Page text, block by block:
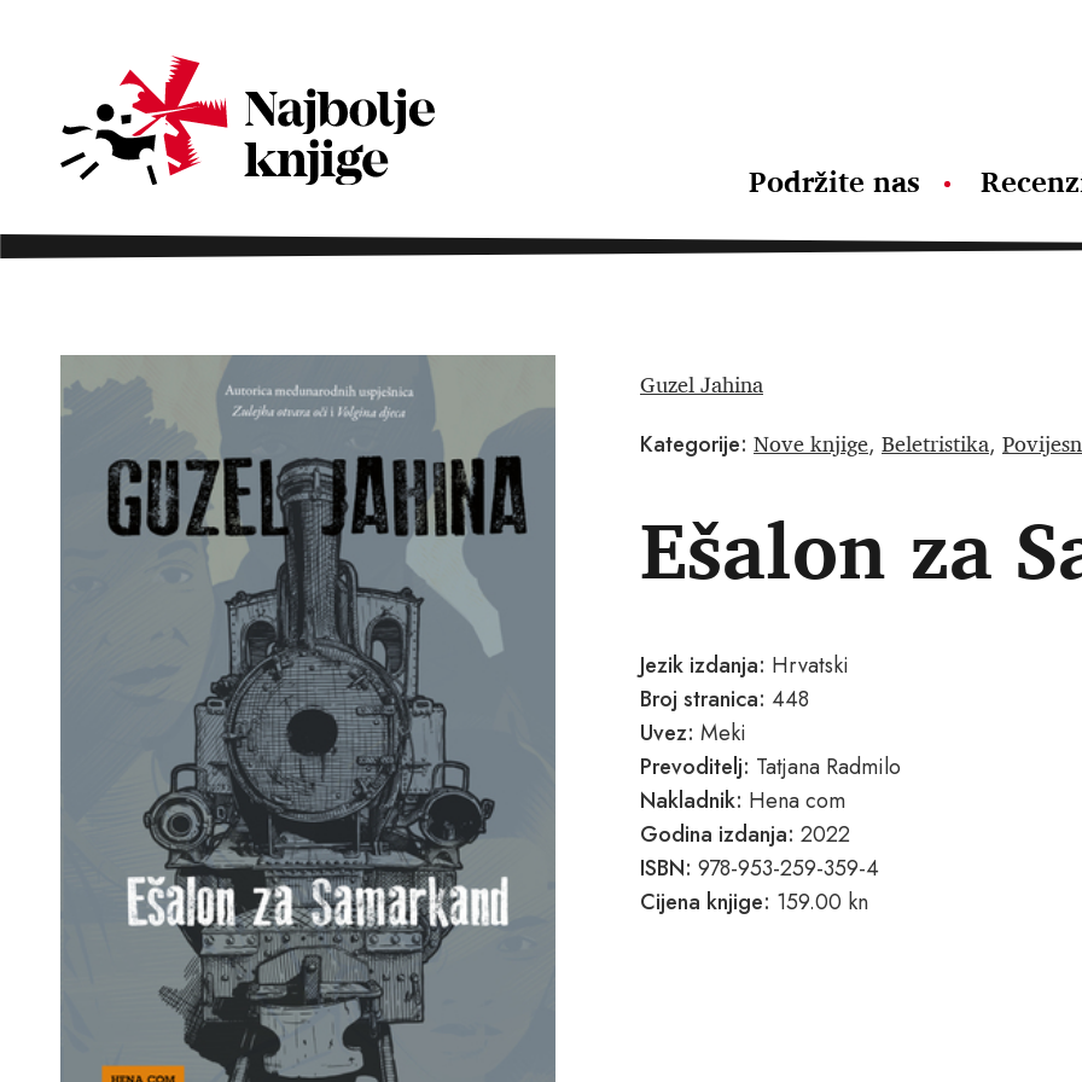
Podržite nas
Guzel Jahina
Kategorije: Nove knjige, Beletristika,
Ešalon za
Jezik izdanja: Hrvatski
Broj stranica: 448
Uvez: Meki
Prevoditelj: Tatjana Radmilo
Nakladnik: Hena com
Godina izdanja: 2022
ISBN: 978-953-259-359-4
Cijena knjige: 159.00 kn